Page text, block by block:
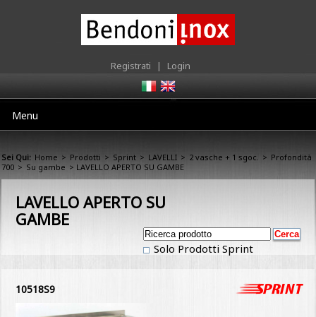
Registrati | Login
Menu
Sei Qui: Home > Prodotti > Sprint > LAVELLI > 2 vasche + 1 sgoc. > Profondità
700 > Su gambe > LAVELLO APERTO SU GAMBE
LAVELLO APERTO SU
GAMBE
Solo Prodotti Sprint
10518S9